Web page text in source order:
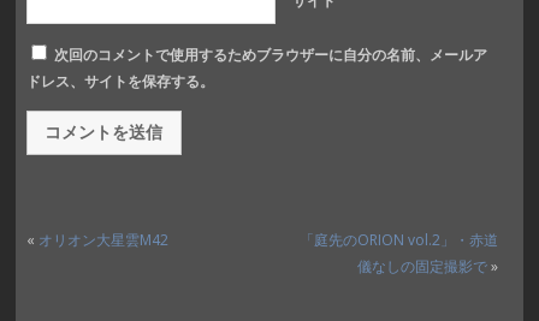
次回のコメントで使用するためブラウザーに自分の名前、メールア
ドレス、サイトを保存する。
« オリオン大星雲M42
「庭先のORION vol.2」・赤道
儀なしの固定撮影で»